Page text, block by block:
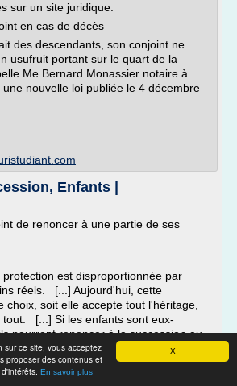
X
sur ce site, vous acceptez
proposer des contenus et
En savoir plus
sur un site juridique:
en cas de décès
des descendants, son conjoint ne
usufruit portant sur le quart de la
Me Bernard Monassier notaire à
une nouvelle loi publiée le 4 décembre
Enfants |
de renoncer à une partie de ses
est disproportionnée par
réels. [...] Aujourd'hui, cette
choix, soit elle accepte tout l'héritage,
tout. [...] Si les enfants sont eux-
pourront renoncer à la succession au